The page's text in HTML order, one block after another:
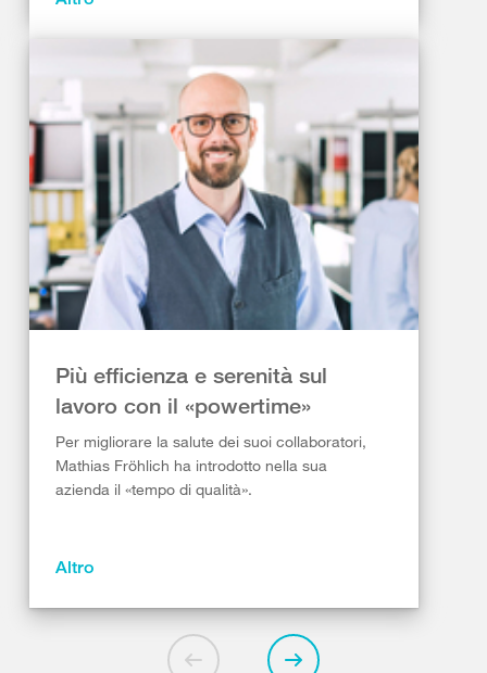
Più efficienza e serenità sul
lavoro con il «powertime»
Per migliorare la salute dei suoi collaboratori,
Mathias Fröhlich ha introdotto nella sua
azienda il «tempo di qualità».
Altro